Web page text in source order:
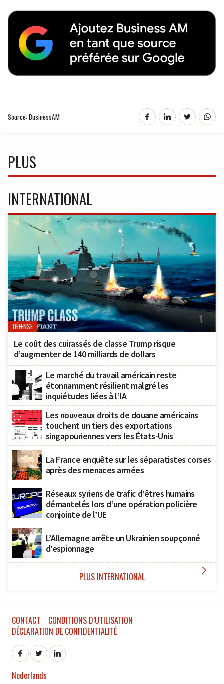
Source: BusinessAM
PLUS
INTERNATIONAL
DÉFENSE
Le coût des cuirassés de classe Trump risque
d’augmenter de 140 milliards de dollars
Le marché du travail américain reste
étonnamment résilient malgré les
inquiétudes liées à l’IA
Les nouveaux droits de douane américains
touchent un tiers des exportations
singapouriennes vers les États-Unis
La France enquête sur les séparatistes corses
après des menaces armées
Réseaux syriens de trafic d’êtres humains
démantelés lors d’une opération policière
conjointe de l’UE
L’Allemagne arrête un Ukrainien soupçonné
d’espionnage
PLUS INTERNATIONAL 
CONTACT
CONDITIONS D’UTILISATION
DÉCLARATION DE CONFIDENTIALITÉ
Nederlands